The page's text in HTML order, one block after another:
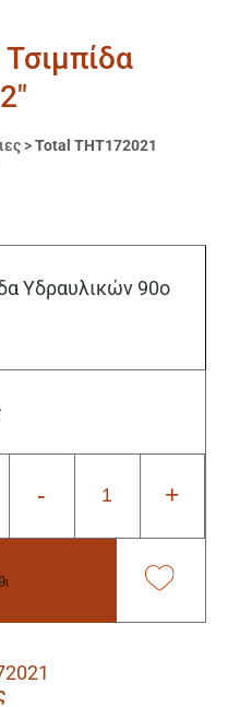
>Total THT172021
Υδραυλικών 90ο
- +